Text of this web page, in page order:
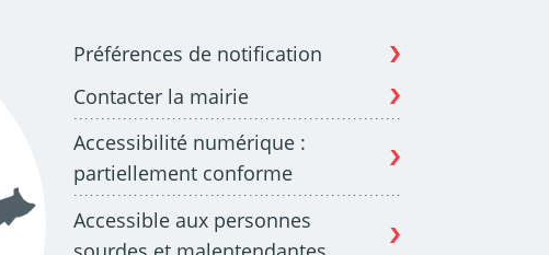
Préférences de notification
Contacter la mairie
Accessibilité numérique :
partiellement conforme
Accessible aux personnes